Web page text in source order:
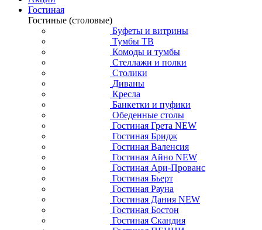
Гостиная
Гостиные (столовые)
Буфеты и витрины
Тумбы ТВ
Комоды и тумбы
Стеллажи и полки
Столики
Диваны
Кресла
Банкетки и пуфики
Обеденные столы
Гостиная Грета NEW
Гостиная Бридж
Гостиная Валенсия
Гостиная Айно NEW
Гостиная Ари-Прованс
Гостиная Бьерт
Гостиная Рауна
Гостиная Дания NEW
Гостиная Бостон
Гостиная Скандия